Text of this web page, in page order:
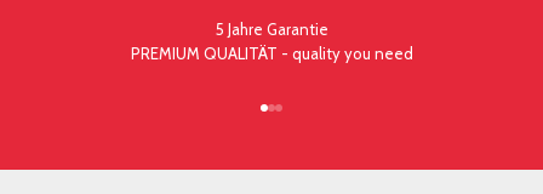
5 Jahre Garantie
PREMIUM QUALITÄT - quality you need